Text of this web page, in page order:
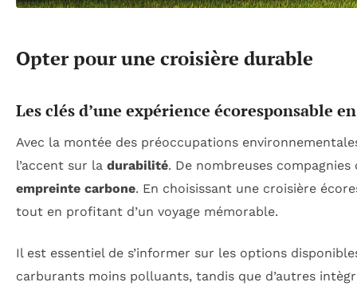
Opter pour une croisière durable
Les clés d’une expérience écoresponsable
Avec la montée des préoccupations
l’accent sur la durabilité. De nombreuses
empreinte carbone. En choisissant une croisière
tout en profitant d’un voyage mémorable.
Il est essentiel de s’informer sur les options
carburants moins polluants, tandis que d’autres